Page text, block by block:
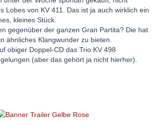
Jacquin
Lobes von KV 411. Das ist ja auch wirklich ein
kleines Stück.
gegenüber der ganzen Gran Partita? Die hat
ähnliches Klangwunder zu bieten.
obiger Doppel-CD das Trio KV 498
(aber das gehört ja nicht hierher).